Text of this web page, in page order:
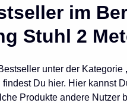
im
Stuhl 2
unter der Kategorie
findest Du hier. Hier kannst
Produkte andere Nutzer